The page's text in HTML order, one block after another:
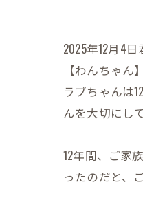
2025年12月4
【わんちゃん】
ラブちゃんは
んを大切にし
12年間、ご家
ったのだと、